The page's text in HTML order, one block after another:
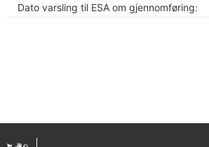
Dato varsling til ESA om gjennomføring: